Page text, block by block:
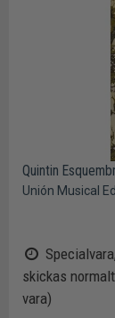
Quintin
Unión Musical
skickas
vara)